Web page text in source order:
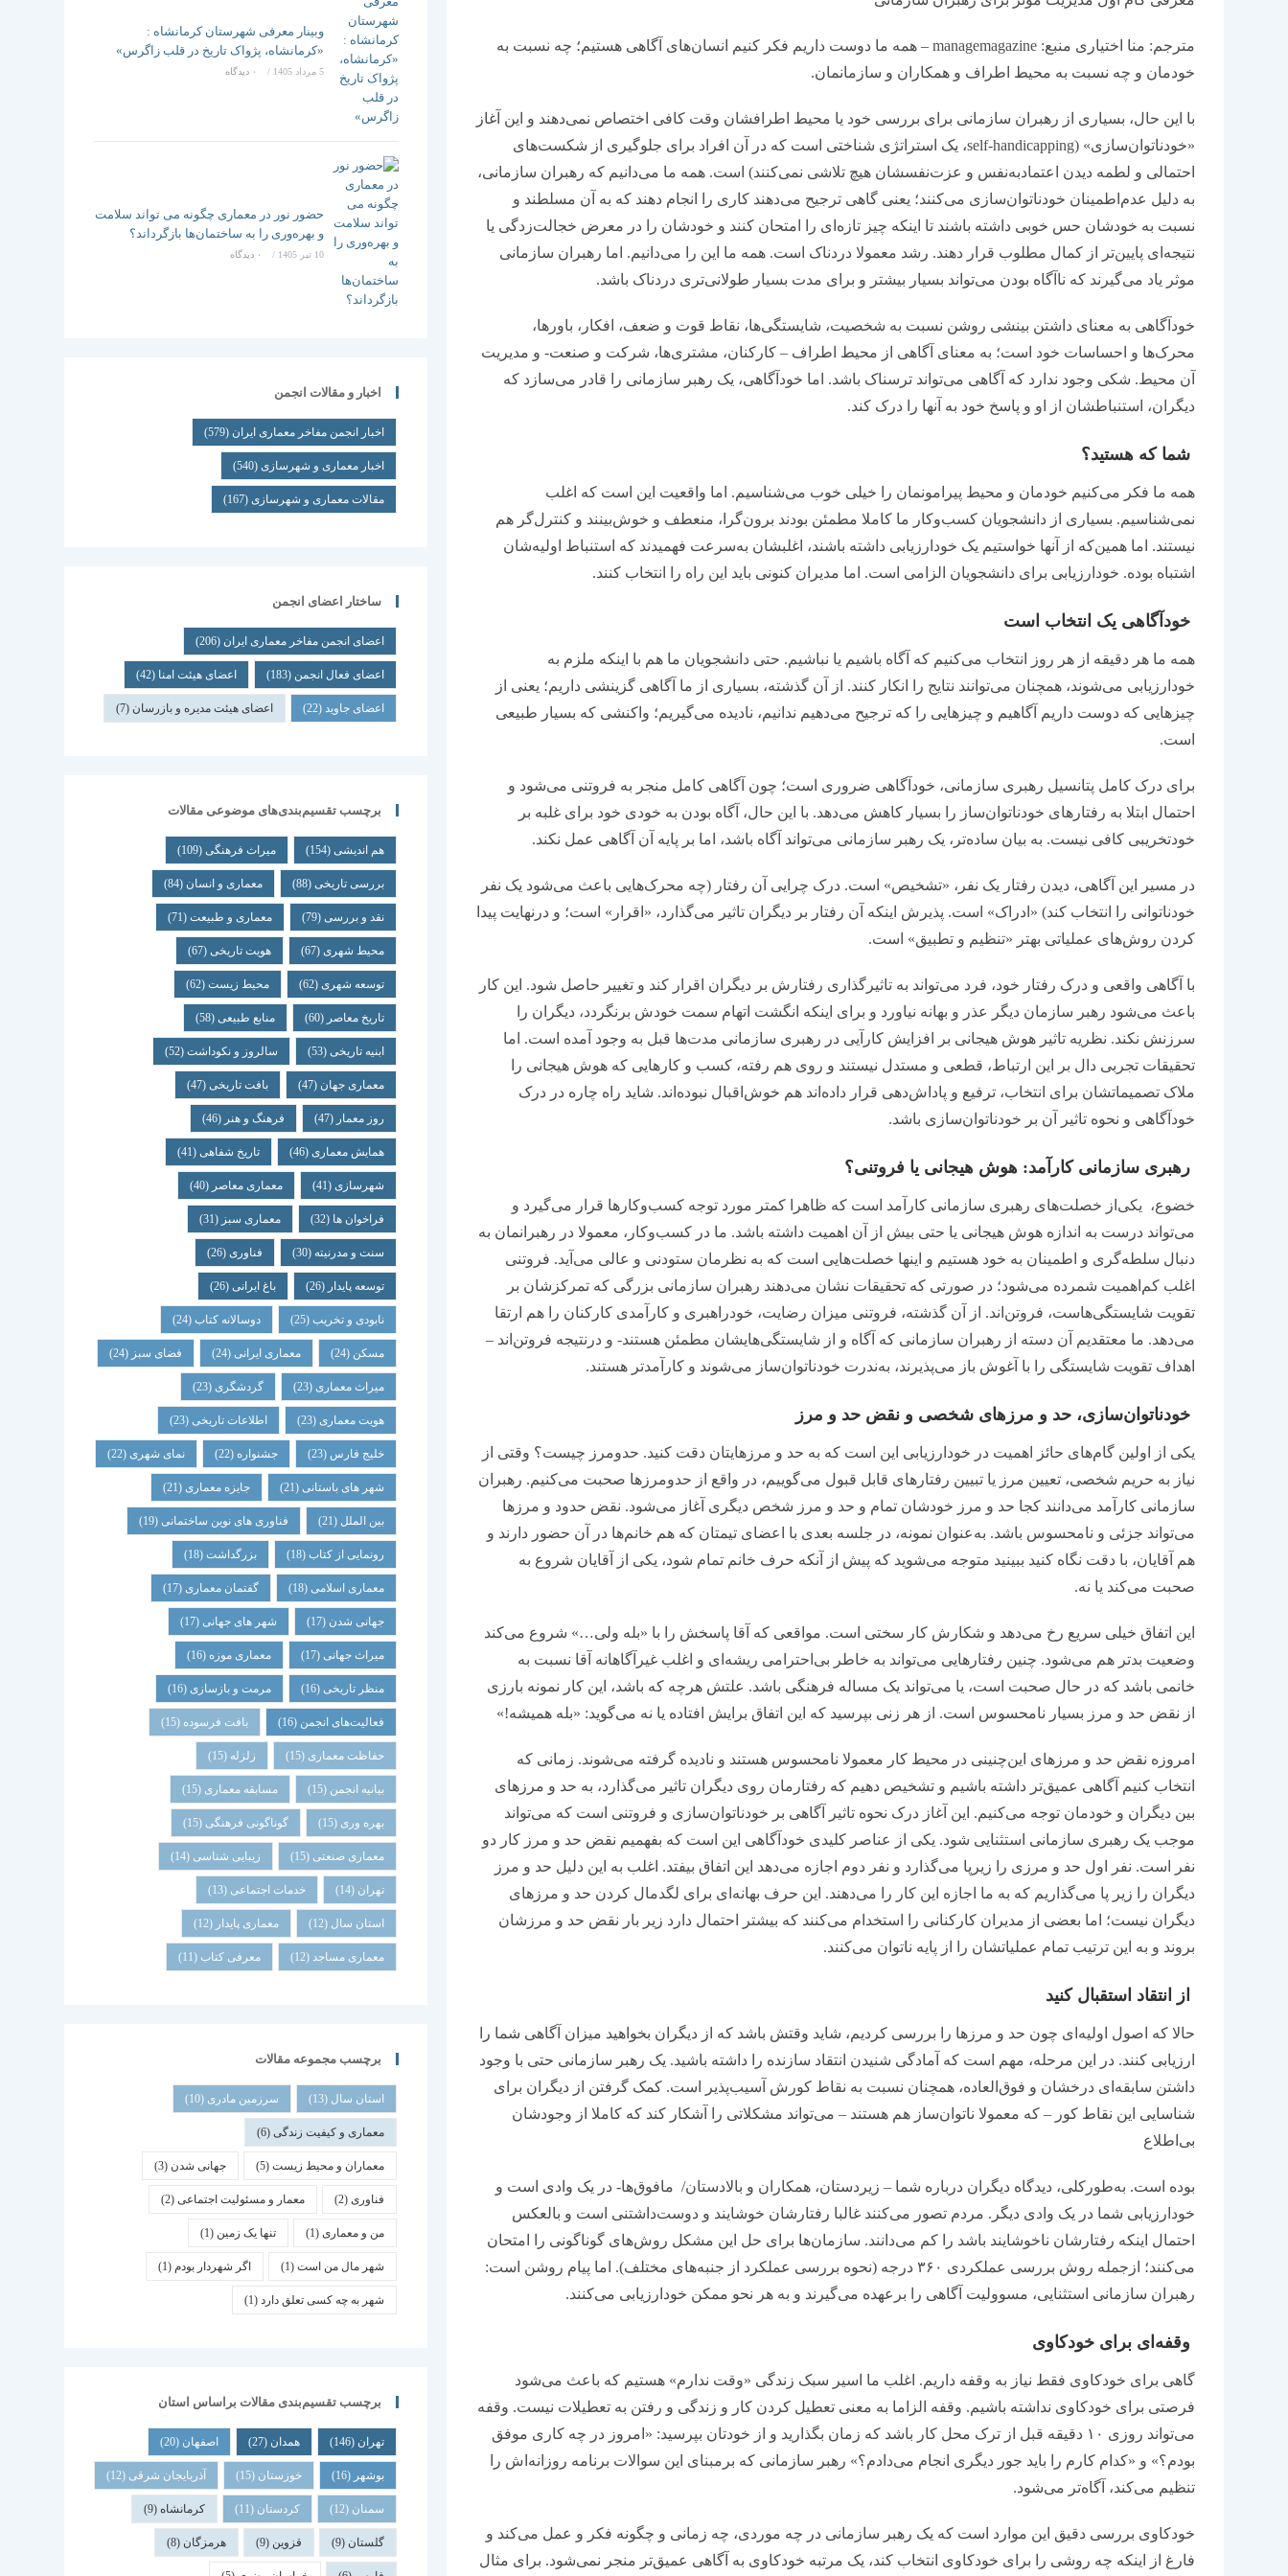
مترجم: منا اختیاری منبع: managemagazine – همه ما دوست داریم فکر کنیم انسان‌‌‌های آگاهی هستیم؛ چه نسبت به
خودمان و چه نسبت به محیط اطراف و همکاران و سازمانمان.
با این‌‌‌ حال، بسیاری از رهبران سازمانی برای بررسی خود یا محیط اطرافشان وقت کافی اختصاص نمی‌‌‌دهند و این آغاز
«خودناتوان‌‌‌سازی» (self-handicapping، یک استراتژی شناختی است که در آن افراد برای جلوگیری از شکست‌‌‌های
احتمالی و لطمه دیدن اعتمادبه‌‌‌نفس و عزت‌‌‌نفسشان هیچ تلاشی نمی‌‌‌کنند) است. همه ما می‌‌‌دانیم که رهبران سازمانی،
به دلیل عدم‌اطمینان خودناتوان‌‌‌سازی می‌کنند؛ یعنی گاهی ترجیح می‌دهند کاری را انجام دهند که به آن مسلطند و
نسبت به خودشان حس خوبی داشته باشند تا اینکه چیز تازه‌‌‌ای را امتحان کنند و خودشان را در معرض خجالت‌‌‌زدگی یا
نتیجه‌‌‌ای پایین‌‌‌تر از کمال مطلوب قرار دهند. رشد معمولا دردناک است. همه ما این را می‌‌‌دانیم. اما رهبران سازمانی
موثر یاد می‌‌‌گیرند که ناآگاه بودن می‌تواند بسیار بیشتر و برای مدت بسیار طولانی‌‌‌تری دردناک باشد.
خودآگاهی به معنای داشتن بینشی روشن نسبت به شخصیت، شایستگی‌‌‌ها، نقاط قوت و ضعف، افکار، باورها،
محرک‌‌‌ها و احساسات خود است؛ به معنای آگاهی از محیط اطراف – کارکنان، مشتری‌‌‌ها، شرکت و صنعت- و مدیریت
آن محیط. شکی وجود ندارد که آگاهی می‌تواند ترسناک باشد. اما خودآگاهی، یک رهبر سازمانی را قادر می‌‌‌سازد که
دیگران، استنباطشان از او و پاسخ خود به آنها را درک کند.
شما که هستید؟
همه ما فکر می‌‌‌کنیم خودمان و محیط پیرامونمان را خیلی خوب می‌‌‌شناسیم. اما واقعیت این است که اغلب
نمی‌‌‌شناسیم. بسیاری از دانشجویان کسب‌و‌کار ما کاملا مطمئن بودند برون‌‌‌گرا، منعطف و خوش‌بینند و کنترل‌‌‌گر هم
نیستند. اما همین‌‌‌که از آنها خواستیم یک خودارزیابی داشته باشند، اغلبشان به‌‌‌سرعت فهمیدند که استنباط اولیه‌‌‌شان
اشتباه بوده. خودارزیابی برای دانشجویان الزامی است. اما مدیران کنونی باید این راه را انتخاب کنند.
خودآگاهی یک انتخاب است
همه ما هر دقیقه از هر روز انتخاب می‌‌‌کنیم که آگاه باشیم یا نباشیم. حتی دانشجویان ما هم با اینکه ملزم به
خودارزیابی می‌‌‌شوند، همچنان می‌توانند نتایج را انکار کنند. از آن گذشته، بسیاری از ما آگاهی گزینشی داریم؛ یعنی از
چیزهایی که دوست داریم آگاهیم و چیزهایی را که ترجیح می‌‌‌دهیم ندانیم، نادیده می‌‌‌گیریم؛ واکنشی که بسیار طبیعی
است.
برای درک کامل پتانسیل رهبری سازمانی، خودآگاهی ضروری است؛ چون آگاهی کامل منجر به فروتنی می‌شود و
احتمال ابتلا به رفتارهای خودناتوان‌‌‌ساز را بسیار کاهش می‌دهد. با این ‌‌‌حال، آگاه بودن به ‌‌‌خودی ‌‌‌خود برای غلبه بر
خود‌تخریبی کافی نیست. به بیان ساده‌‌‌تر، یک رهبر سازمانی می‌تواند آگاه باشد، اما بر پایه آن آگاهی عمل نکند.
در مسیر این آگاهی، دیدن رفتار یک نفر، «تشخیص» است. درک چرایی آن رفتار (چه محرک‌‌‌هایی باعث می‌شود یک نفر
خودناتوانی را انتخاب کند) «ادراک» است. پذیرش اینکه آن رفتار بر دیگران تاثیر می‌‌‌گذارد، «اقرار» است؛ و درنهایت پیدا
کردن روش‌های عملیاتی بهتر «تنظیم و تطبیق» است.
با آگاهی واقعی و درک رفتار خود، فرد می‌تواند به تاثیرگذاری رفتارش بر دیگران اقرار کند و تغییر حاصل ‌‌‌شود. این کار
باعث می‌شود رهبر سازمان دیگر عذر و بهانه نیاورد و برای اینکه انگشت اتهام سمت خودش برنگردد، دیگران را
سرزنش نکند. نظریه تاثیر هوش هیجانی بر افزایش کارآیی در رهبری سازمانی مدت‌ها قبل به وجود آمده است. اما
تحقیقات تجربی دال بر این ارتباط، قطعی و مستدل نیستند و روی ‌‌‌هم‌‌‌ رفته، کسب و کارهایی که هوش هیجانی را
ملاک تصمیماتشان برای انتخاب، ترفیع و پاداش‌‌‌دهی قرار داده‌‌‌اند هم خوش‌‌‌اقبال نبوده‌‌‌اند. شاید راه چاره در درک
خودآگاهی و نحوه تاثیر آن بر خودناتوان‌‌‌سازی باشد.
رهبری سازمانی کارآمد: هوش هیجانی یا فروتنی؟
خضوع، یکی‌از خصلت‌های رهبری سازمانی کارآمد است که ظاهرا کمتر مورد توجه کسب‌و‌کارها قرار می‌گیرد و
می‌تواند درست به اندازه هوش هیجانی یا حتی بیش از آن اهمیت داشته باشد. ما در کسب‌و‌کار، معمولا در رهبرانمان به
دنبال سلطه‌‌‌گری و اطمینان به خود هستیم و اینها خصلت‌‌‌هایی است که به نظرمان ستودنی و عالی می‌‌‌آید. فروتنی
اغلب کم‌‌‌اهمیت شمرده می‌شود؛ در صورتی ‌‌‌که تحقیقات نشان می‌دهند رهبران سازمانی بزرگی که تمرکزشان بر
تقویت شایستگی‌‌‌هاست، فروتن‌‌‌اند. از آن گذشته، فروتنی میزان رضایت، خودراهبری و کارآمدی کارکنان را هم ارتقا
می‌دهد. ما معتقدیم آن دسته از رهبران سازمانی که آگاه و از شایستگی‌‌‌هایشان مطمئن هستند- و درنتیجه فروتن‌‌‌اند –
اهداف تقویت شایستگی را با آغوش باز می‌‌‌پذیرند، به‌‌‌ندرت خودناتوان‌‌‌ساز می‌‌‌شوند و کارآمدتر هستند.
خودناتوان‌‌‌سازی، حد و مرزهای شخصی و نقض حد و مرز
یکی از اولین گام‌‌‌های حائز اهمیت در خودارزیابی این است که به حد و مرزهایتان دقت کنید. حدومرز چیست؟ وقتی از
نیاز به حریم شخصی، تعیین مرز یا تبیین رفتارهای قابل ‌‌‌قبول می‌‌‌گوییم، در واقع از حدومرزها صحبت می‌‌‌کنیم. رهبران
سازمانی کارآمد می‌‌‌دانند کجا حد و مرز خودشان تمام و حد و مرز شخص دیگری آغاز می‌شود. نقض حدود و مرزها
می‌تواند جزئی و نامحسوس باشد. به‌‌‌عنوان نمونه، در جلسه بعدی با اعضای تیمتان که هم خانم‌‌‌ها در آن حضور دارند و
هم آقایان، با دقت نگاه کنید ببینید متوجه می‌‌‌شوید که پیش از آنکه حرف خانم تمام شود، یکی از آقایان شروع به
صحبت می‌کند یا نه.
این اتفاق خیلی سریع رخ می‌دهد و شکارش کار سختی است. مواقعی که آقا پاسخش را با «بله ولی…» شروع می‌کند
وضعیت بدتر هم می‌شود. چنین رفتارهایی می‌تواند به خاطر بی‌‌‌احترامی ریشه‌‌‌ای و اغلب غیرآگاهانه آقا نسبت به
خانمی باشد که در حال صحبت است، یا می‌تواند یک مساله فرهنگی باشد. علتش هرچه که باشد، این کار نمونه بارزی
از نقض حد و مرز بسیار نامحسوس است. از هر زنی بپرسید که این اتفاق برایش افتاده یا نه می‌‌‌گوید: «بله همیشه!»
امروزه نقض حد و مرزهای این‌‌‌چنینی در محیط کار معمولا نامحسوس هستند و نادیده گرفته می‌‌‌شوند. زمانی که
انتخاب کنیم آگاهی عمیق‌‌‌تر داشته باشیم و تشخیص دهیم که رفتارمان روی دیگران تاثیر می‌‌‌گذارد، به حد و مرزهای
بین دیگران و خودمان توجه می‌‌‌کنیم. این آغاز درک نحوه تاثیر آگاهی بر خودناتوان‌‌‌سازی و فروتنی است که می‌تواند
موجب یک رهبری سازمانی استثنایی شود. یکی از عناصر کلیدی خودآگاهی این است که بفهمیم نقض حد و مرز کار دو
نفر است. نفر اول حد و مرزی را زیرپا می‌‌‌گذارد و نفر دوم اجازه می‌دهد این اتفاق بیفتد. اغلب به این دلیل حد و مرز
دیگران را زیر پا می‌‌‌گذاریم که به ما اجازه این کار را می‌دهند. این حرف بهانه‌‌‌ای برای لگدمال کردن حد و مرزهای
دیگران نیست؛ اما بعضی از مدیران کارکنانی را استخدام می‌کنند که بیشتر احتمال دارد زیر بار نقض حد و مرزشان
بروند و به ‌‌‌این ‌‌‌ترتیب تمام عملیاتشان را از پایه ناتوان می‌کنند.
از انتقاد استقبال کنید
حالا که اصول اولیه‌‌‌ای چون حد و مرزها را بررسی کردیم، شاید وقتش باشد که از دیگران بخواهید میزان آگاهی شما را
ارزیابی کنند. در این مرحله، مهم است که آمادگی شنیدن انتقاد سازنده را داشته باشید. یک رهبر سازمانی حتی با وجود
داشتن سابقه‌‌‌ای درخشان و فوق‌‌‌العاده، همچنان نسبت به نقاط کورش آسیب‌‌‌پذیر است. کمک گرفتن از دیگران برای
شناسایی این نقاط کور – که معمولا ناتوان‌‌‌ساز هم هستند – می‌تواند مشکلاتی را آشکار کند که کاملا از وجودشان
بی‌‌‌اطلاع
بوده است. به‌‌‌طورکلی، دیدگاه دیگران درباره شما – زیردستان، همکاران و بالادستان/ مافوق‌‌‌ها- در یک وادی است و
خودارزیابی شما در یک وادی دیگر. مردم تصور می‌کنند غالبا رفتارشان خوشایند و دوست‌‌‌داشتنی است و بالعکس
احتمال اینکه رفتارشان ناخوشایند باشد را کم می‌‌‌دانند. سازمان‌ها برای حل این مشکل روش‌های گوناگونی را امتحان
می‌کنند؛ ازجمله روش بررسی عملکردی ۳۶۰ درجه (نحوه بررسی عملکرد از جنبه‌‌‌های مختلف). اما پیام روشن است:
رهبران سازمانی استثنایی، مسوولیت آگاهی را برعهده می‌‌‌گیرند و به هر نحو ممکن خودارزیابی می‌کنند.
وقفه‌‌‌ای برای خودکاوی
گاهی برای خودکاوی فقط نیاز به وقفه داریم. اغلب ما اسیر سبک زندگی «وقت ندارم» هستیم که باعث می‌شود
فرصتی برای خودکاوی نداشته باشیم. وقفه الزاما به معنی تعطیل کردن کار و زندگی و رفتن به تعطیلات نیست. وقفه
می‌تواند روزی ۱۰ دقیقه قبل از ترک محل کار باشد که زمان بگذارید و از خودتان بپرسید: «امروز در چه ‌‌‌کاری موفق
بودم؟» و «کدام کارم را باید جور دیگری انجام می‌‌‌دادم؟» رهبر سازمانی که برمبنای این سوالات برنامه روزانه‌‌‌اش را
تنظیم می‌کند، آگاه‌‌‌تر می‌شود.
خودکاوی بررسی دقیق این موارد است که یک رهبر سازمانی در چه موردی، چه زمانی و چگونه فکر و عمل می‌کند و
فارغ از اینکه چه روشی را برای خودکاوی انتخاب کند، یک مرتبه خودکاوی به آگاهی عمیق‌‌‌تر منجر نمی‌شود. برای مثال
وبینار معرفی شهرستان کرمانشاه :
«کرمانشاه، پژواک تاریخ در قلب زاگرس»
5 مرداد 1405 / ۰ دیدگاه
حضور نور در معماری چگونه می تواند سلامت
و بهره‌وری را به ساختمان‌ها بازگرداند؟
10 تیر 1405 / ۰ دیدگاه
اخبار و مقالات انجمن
اخبار انجمن مفاخر معماری ایران (579)
اخبار معماری و شهرسازی(540)
مقالات معماری و شهرسازی(167)
ساختار اعضای انجمن
اعضای انجمن مفاخر معماری ایران (206)
اعضای فعال انجمن (183) اعضای هیئت امنا (42)
اعضای جاوید(22) اعضای هیئت مدیره و بازرسان (7)
برچسب تقسیم‌بندی‌های موضوعی مقالات
هم اندیشی(154) میراث فرهنگی(109)
بررسی تاریخی(88) معماری و انسان (84)
نقد و بررسی(79) معماری و طبیعت(71)
محیط شهری(67) هویت تاریخی(67)
توسعه شهری(62) محیط زیست(62)
تاریخ معاصر (60) منابع طبیعی(58)
ابنیه تاریخی(53) سالروز و نکوداشت(52)
معماری جهان (47) بافت تاریخی(47)
روز معمار (47) فرهنگ و هنر (46)
همایش معماری(46) تاریخ شفاهی(41)
شهرسازی(41) معماری معاصر (40)
فراخوان ها (32) معماری سبز (31)
سنت و مدرنیته (30) فناوری(26)
توسعه پایدار (26) باغ ایرانی(26)
نابودی و تخریب(25) دوسالانه کتاب(24)
مسکن (24) معماری ایرانی(24) فضای سبز (24)
میراث معماری(23) گردشگری(23)
هویت معماری(23) اطلاعات تاریخی(23)
خلیج فارس (23) جشنواره (22) نمای شهری(22)
شهر های باستانی(21) جایزه معماری(21)
بین الملل (21) فناوری های نوین ساختمانی(19)
رونمایی از کتاب(18) بزرگداشت(18)
معماری اسلامی(18) گفتمان معماری(17)
جهانی شدن (17) شهر های جهانی(17)
میراث جهانی(17) معماری موزه (16)
منظر تاریخی(16) مرمت و بازسازی(16)
فعالیت‌های انجمن (16) بافت فرسوده (15)
حفاظت معماری (15) زلزله (15)
بیانیه انجمن (15) مسابقه معماری (15)
بهره وری (15) گوناگونی فرهنگی (15)
معماری صنعتی (15) زیبایی شناسی (14)
تهران (14) خدمات اجتماعی (13)
استان سال (12) معماری پایدار (12)
معماری مساجد(12) معرفی کتاب (11)
برچسب مجموعه مقالات
استان سال (13) سرزمین مادری (10)
معماری و کیفیت زندگی(6)
معماران و محیط زیست(5) جهانی شدن (3)
فناوری(2) معمار و مسئولیت اجتماعی(2)
من و معماری(1) تنها یک زمین (1)
شهر مال من است(1) اگر شهردار بودم (1)
شهر به چه کسی تعلق دارد(1)
برچسب تقسیم‌بندی مقالات براساس استان
تهران (146) همدان (27) اصفهان (20)
بوشهر (16) خوزستان (15) آذربایجان شرقی (12)
سمنان (12) کردستان (11) کرمانشاه(9)
گلستان (9) قزوین (9) هرمزگان (8)